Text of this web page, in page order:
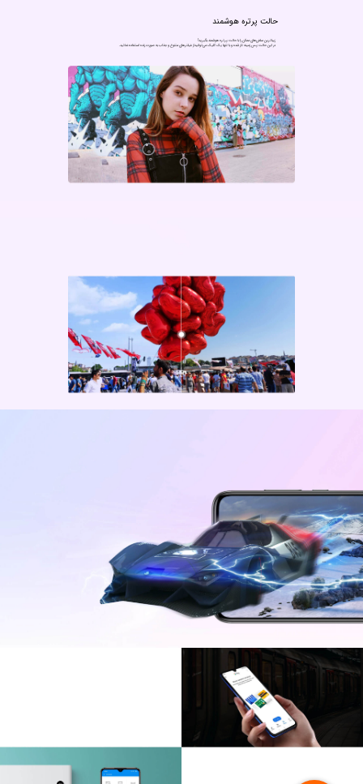
حالت پرتره هوشمند
زیباترین سلفی‌های ممکن را با حالت پرتره هوشمند بگیرید!
در این حالت پس زمینه تار شده و با تنها یک کلیک می‌توانیداز فیلترهای متنوع و جذاب به صورت زنده استفاده نمائید.